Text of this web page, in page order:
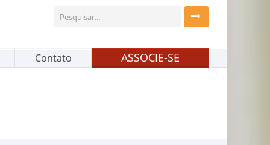
Contato ASSOCIE-SE